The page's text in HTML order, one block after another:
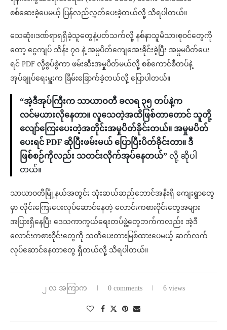
စစ်ဆေးခဲ့ပေမယ့် ပြန်လည်လွှတ်ပေးခဲ့တယ်လို့ သိရပါတယ်။
သေဆုံး၊ဒဏ်ရာရရှိခဲ့သူတွေနဲ့ပတ်သက်လို့ နစ်နာသူမိသားစုဝင်တွေကို
တော့ ငွေကျပ် သိန်း ၇၀ နဲ့ အမှုပိတ်ကျေအေးခိုင်းခဲ့ပြီး အမှုမပိတ်ပေး
ရင် PDF လို့စွပ်စွဲကာ ဖမ်းဆီးအမှုပိတ်မယ်လို့ စစ်ကောင်စီတပ်နဲ့
အုပ်ချုပ်ရေးမှူးက ခြိမ်းခြောက်ခဲ့တယ်လို့ ပြောပါတယ်။
“အဲ့ဒီအုပ်ကြီးက သာယာဝတီ ခလရ ၃၅ တပ်နဲ့က
လင်မယားလိုနေတာ။ လူသေတဲ့အထိဖြစ်တာတောင် သူတို့
လျော်ကြေးပေးတဲ့အတိုင်းအမှုပိတ်ခိုင်းတယ်။ အမှုမပိတ်
ပေးရင် PDF ဆိုပြီးဖမ်းမယ် ပြောပြီးပိတ်ခိုင်းတာ။ ဒီ
ဖြစ်စဉ်ကိုလည်း သတင်းလိုက်အုပ်နေတယ်” လို့ ဆိုပါ
တယ်။
သာယာဝတီမြို့နယ်အတွင်း သုံးဆယ်ဆည်ဘောင်အနီးရှိ ကျေးရွာတွေ
မှာ လိုင်းကြေးပေးလုပ်ဆောင်နေတဲ့ လောင်းကစားဝိုင်းတွေအများ
အပြားရှိနေပြီး ဒေသကာကွယ်ရေးတပ်ဖွဲ့တွေဘက်ကလည်း အဲ့ဒီ
လောင်းကစားဝိုင်းတွေကို သတိပေးတားမြစ်ထားပေမယ့် ဆက်လက်
လုပ်ဆောင်နေတာတွေ ရှိတယ်လို့ သိရပါတယ်။
၂ လ အကြာက 0 comments 6 views